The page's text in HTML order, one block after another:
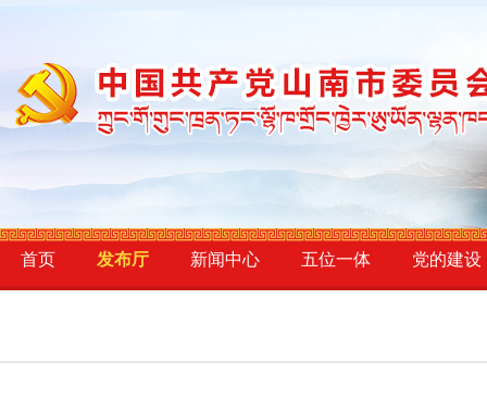
首页 发布厅 新闻中心 五位一体 党的建设